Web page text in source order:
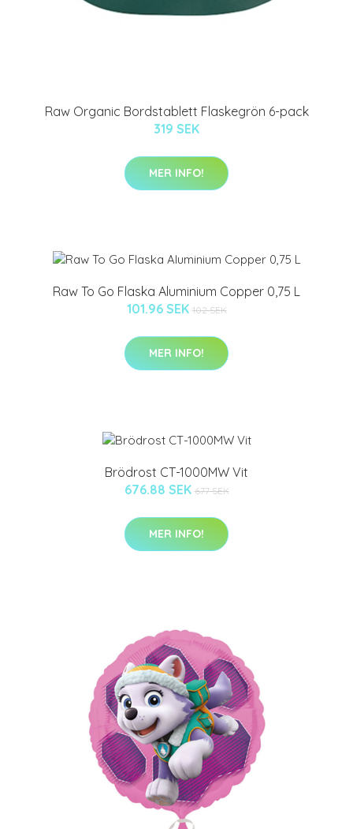
Raw Organic Bordstablett Flaskegrön 6-pack
319 SEK
MER INFO!
Raw To Go Flaska Aluminium Copper 0,75 L
101.96 SEK 102 SEK
MER INFO!
Brödrost CT-1000MW Vit
676.88 SEK 677 SEK
MER INFO!